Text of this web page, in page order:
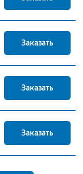
Заказать
Заказать
Заказать